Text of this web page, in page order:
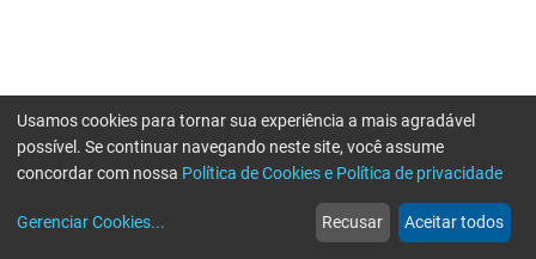
web
Notícias
more_horiz
Mais
Usamos cookies para tornar sua experiência a mais agradável
possível. Se continuar navegando neste site, você assume
concordar com nossa Política de Cookies e Política de privacidade
Gerenciar Cookies... Recusar Aceitar todos
Erro ao enviar informações, por favor tente novamente